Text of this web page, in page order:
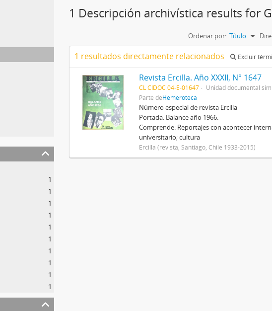
1
1
1
1
1
1
1
1
1
1
1 Descripción archivística results for
Ordenar por: Título
1 resultados directamente relacionados Excluir
Revista Ercilla. Año XXXII, N° 1647
CL CIDOC 04-E-01647 Unidad documental
Parte deHemeroteca
Número especial de revista Ercilla
Portada: Balance año 1966.
Comprende: Reportajes con acontecer
universitario; cultura
Ercilla (revista, Santiago, Chile 1933-2015)